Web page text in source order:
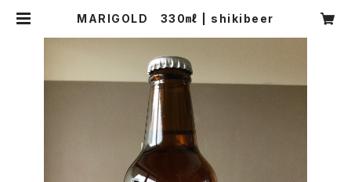
MARIGOLD 330㎖ | shikibeer